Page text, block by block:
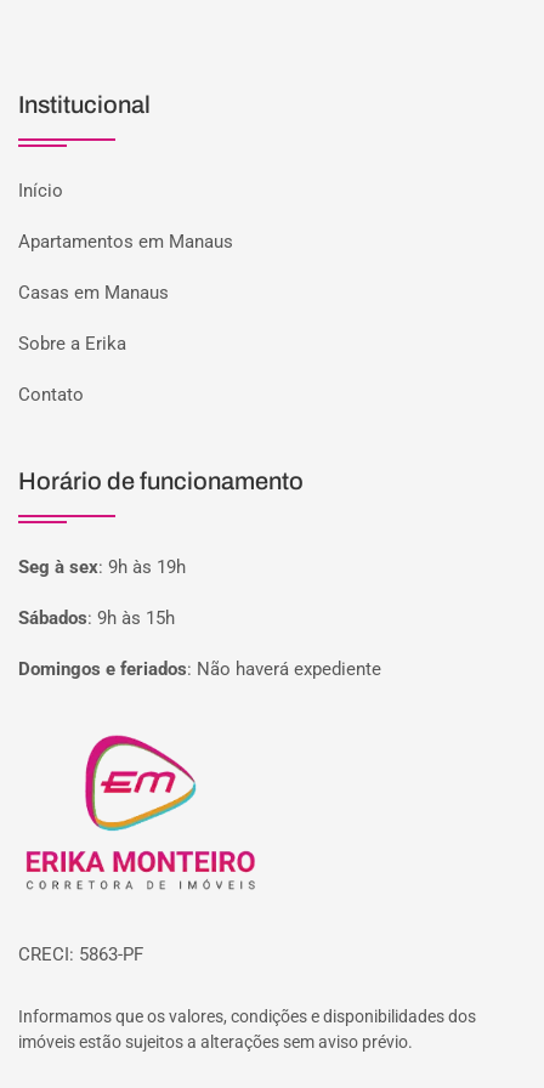
Institucional
Início
Apartamentos em Manaus
Casas em Manaus
Sobre a Erika
Contato
Horário de funcionamento
Seg à sex: 9h às 19h
Sábados: 9h às 15h
Domingos e feriados: Não haverá expediente
Página inicial
CRECI: 5863-PF
Informamos que os valores, condições e disponibilidades dos
imóveis estão sujeitos a alterações sem aviso prévio.